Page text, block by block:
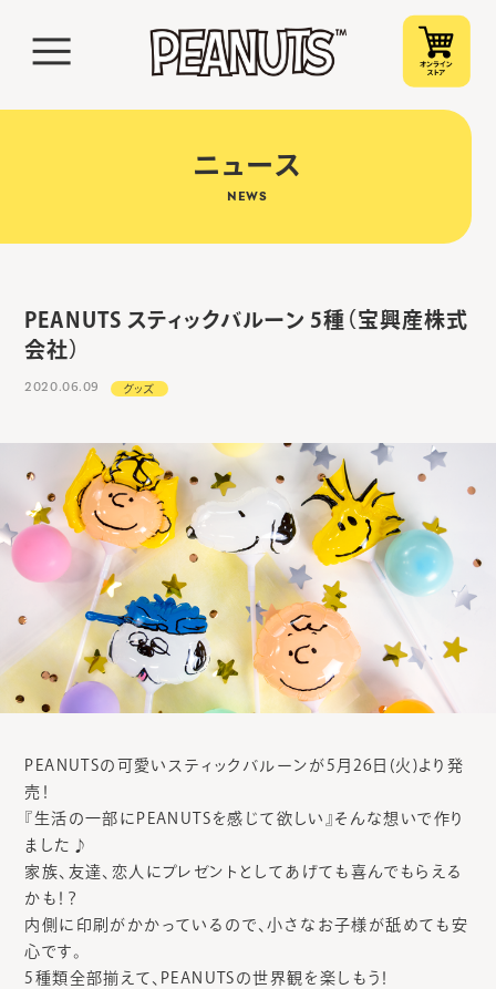
ニュース
NEWS
PEANUTS スティックバルーン 5種（宝興産株式
会社）
2020.06.09 グッズ
PEANUTSの可愛いスティックバルーンが5月26日(火)より発
売！
『生活の一部にPEANUTSを感じて欲しい』そんな想いで作り
ました♪
家族、友達、恋人にプレゼントとしてあげても喜んでもらえる
かも！？
内側に印刷がかかっているので、小さなお子様が舐めても安
心です。
5種類全部揃えて、PEANUTSの世界観を楽しもう！